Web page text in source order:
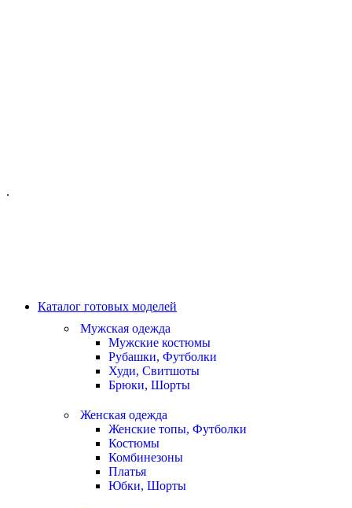
.
Каталог готовых моделей
Мужская одежда
Мужские костюмы
Рубашки, Футболки
Худи, Свитшоты
Брюки, Шорты
Женская одежда
Женские топы, Футболки
Костюмы
Комбинезоны
Платья
Юбки, Шорты